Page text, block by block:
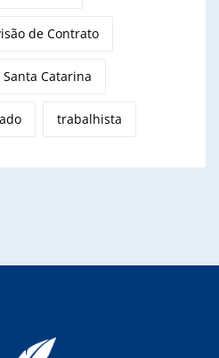
de Contrato
Santa Catarina
trabalhista